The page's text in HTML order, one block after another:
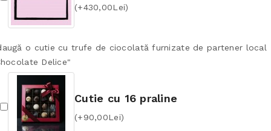
(+430,00Lei)
o cutie cu trufe de ciocolată furnizate de partener local
Delice"
Cutie cu 16 praline
(+90,00Lei)